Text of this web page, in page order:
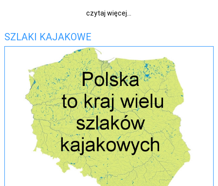
czytaj więcej...
SZLAKI KAJAKOWE